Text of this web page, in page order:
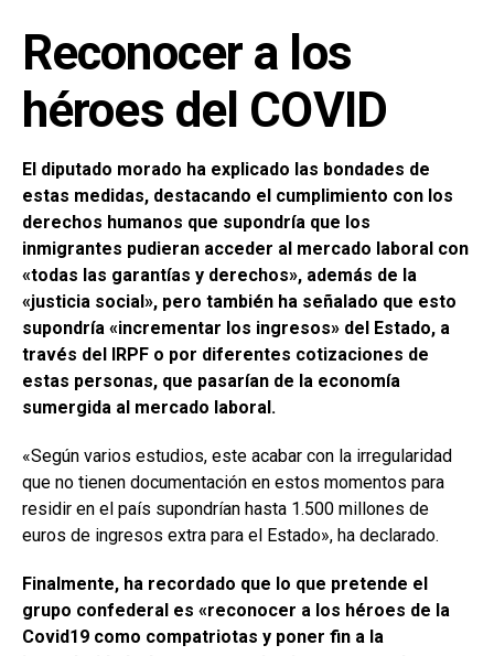
Reconocer a los
héroes del COVID
El diputado morado ha explicado las bondades de
estas medidas, destacando el cumplimiento con los
derechos humanos que supondría que los
inmigrantes pudieran acceder al mercado laboral con
«todas las garantías y derechos», además de la
«justicia social», pero también ha señalado que esto
supondría «incrementar los ingresos» del Estado, a
través del IRPF o por diferentes cotizaciones de
estas personas, que pasarían de la economía
sumergida al mercado laboral.
«Según varios estudios, este acabar con la irregularidad
que no tienen documentación en estos momentos para
residir en el país supondrían hasta 1.500 millones de
euros de ingresos extra para el Estado», ha declarado.
Finalmente, ha recordado que lo que pretende el
grupo confederal es «reconocer a los héroes de la
Covid19 como compatriotas y poner fin a la